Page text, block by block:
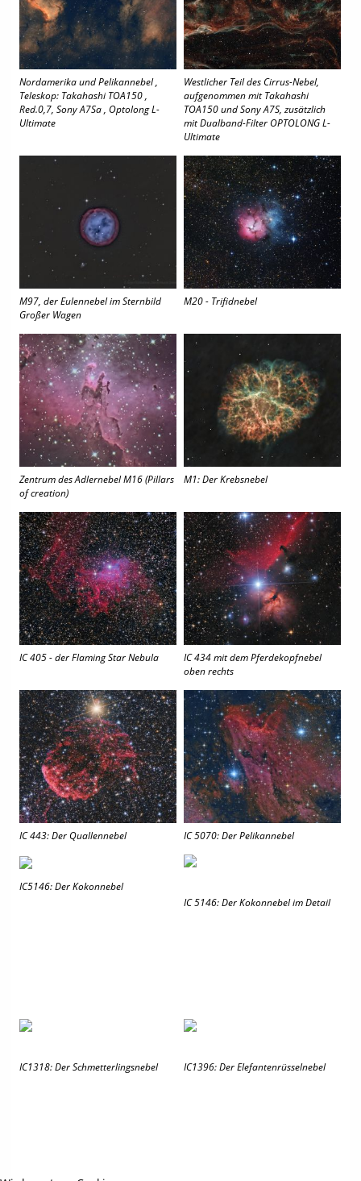
Nordamerika und Pelikannebel ,
Teleskop: Takahashi TOA150 ,
Red.0,7, Sony A7Sa , Optolong L-
Ultimate
Westlicher Teil des Cirrus-Nebel,
aufgenommen mit Takahashi
TOA150 und Sony A7S, zusätzlich
mit Dualband-Filter OPTOLONG L-
Ultimate
M97, der Eulennebel im Sternbild
Großer Wagen
M20 - Trifidnebel
Zentrum des Adlernebel M16 (Pillars
of creation)
M1: Der Krebsnebel
IC 405 - der Flaming Star Nebula
IC 434 mit dem Pferdekopfnebel
oben rechts
IC 443: Der Quallennebel IC 5070: Der Pelikannebel
IC5146: Der Kokonnebel
IC 5146: Der Kokonnebel im Detail
IC1318: Der Schmetterlingsnebel IC1396: Der Elefantenrüsselnebel